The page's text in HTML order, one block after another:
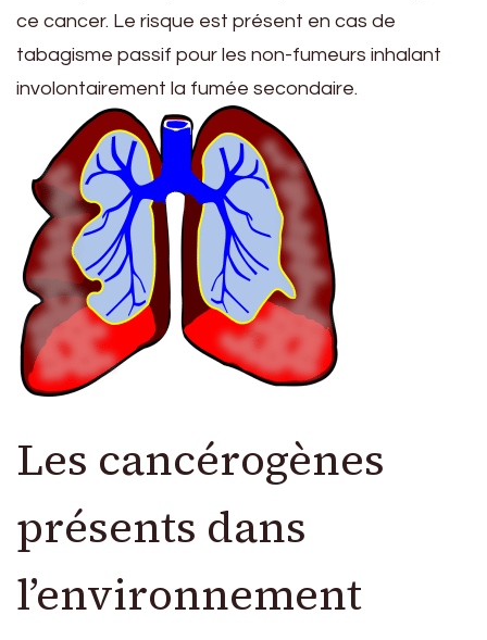
ce cancer. Le risque est présent en cas de
tabagisme passif pour les non-fumeurs inhalant
involontairement la fumée secondaire.
Les cancérogènes
présents dans
l’environnement